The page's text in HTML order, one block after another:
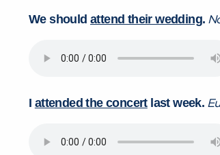
We shouldattend their wedding.
I attended the concertlast week.